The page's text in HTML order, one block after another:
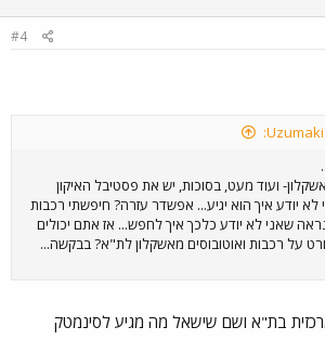
#4
ועוד מעט, בסוכות, יש את פסטיבל האיקון
יודע איך הוא יגיע... אפשדר עזרה? חיפשתי רכבות
שאני לא יודע כלכך איך לחפש... אז אתם יכולים
על רכבות ואוטובוסים מאשקלון לת"א? בבקשה...